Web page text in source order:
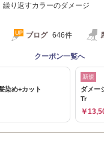
り返すカラーのダメージ
ブログ 646件
クーポン一覧へ
染め+カット
新規
ダメー
Tr
￥